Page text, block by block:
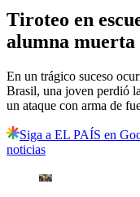
Tiroteo en
alumna
En un trágico suceso
Brasil, una joven perdió
un ataque con arma de
Siga a EL PAÍS en
noticias